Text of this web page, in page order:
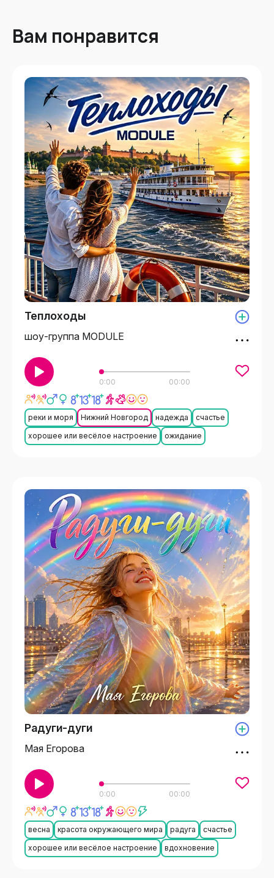
Вам понравится
Теплоходы
шоу-группа MODULE
0:00 00:00
реки и моря Нижний Новгород надежда
счастье
хорошее или весёлое настроение
ожидание
Радуги-дуги
Мая Егорова
0:00 00:00
весна красота окружающего мира радуга
счастье
хорошее или весёлое настроение
вдохновение